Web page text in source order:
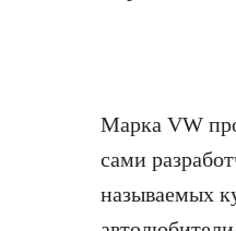
Марка VW
сами
называемых